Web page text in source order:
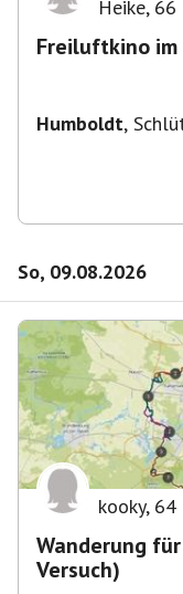
Heike, 66
Freiluftkino
Humboldt,
So, 09.08.2026
kooky, 64
Wanderung
Versuch)